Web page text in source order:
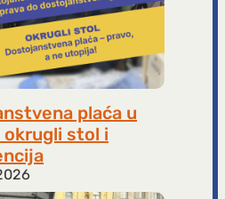
plaća u
stol i